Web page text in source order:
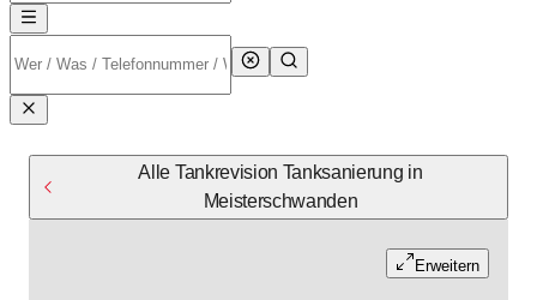
Alle Tankrevision Tanksanierung in
Meisterschwanden
Erweitern